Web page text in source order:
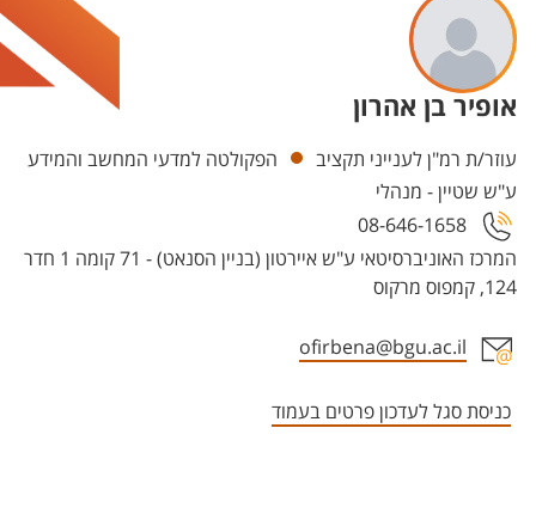
אופיר בן אהרון
יחידות
עוזר/ת רמ"ן לענייני תקציב
הפקולטה למדעי המחשב והמידע
ע"ש שטיין - מנהלי
המרכז האוניברסיטאי ע"ש איירטון (בניין הסנאט) - 71 קומה 1 חדר
124, קמפוס מרקוס
08-646-1658
ofirbena@bgu.ac.il
כניסת סגל לעדכון פרטים בעמוד